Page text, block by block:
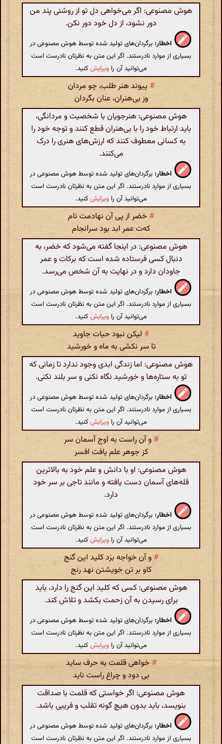
هوش مصنوعی: اگر می‌خواهی دل تو از روشنی پند من
دور نشود، از دل خود دور نکن.
اخطار: برگردان‌های تولید شده توسط هوش مصنوعی در
بسیاری از موارد نادرستند. اگر این متن به نظرتان نادرست است
می‌توانید آن را ویرایشکنید.
# پیوند هنر طلب، چو مردان
وز بی‌هنران‌، عنان بگردان
هوش مصنوعی: هنرجویان با شخصیت و مردانگی،
باید ارتباط خود را با بی‌هنران قطع کنند و توجه خود را
به کسانی معطوف کنند که ارزش‌های هنری را درک
می‌کنند.
اخطار: برگردان‌های تولید شده توسط هوش مصنوعی در
بسیاری از موارد نادرستند. اگر این متن به نظرتان نادرست است
می‌توانید آن را ویرایشکنید.
# خضر از پی آن نهادمت نام
که‌ت عمر ابد بود سرانجام
هوش مصنوعی: در اینجا گفته می‌شود که خضر، به
دنبال کسی فرستاده شده است که برکات و عمر
جاودان دارد و در نهایت به آن شخص می‌رسد.
اخطار: برگردان‌های تولید شده توسط هوش مصنوعی در
بسیاری از موارد نادرستند. اگر این متن به نظرتان نادرست است
می‌توانید آن را ویرایشکنید.
# لیکن نبود حیات جاوید
تا سر نکشی به ماه و خورشید
هوش مصنوعی: اما زندگی ابدی وجود ندارد تا زمانی که
تو به ستاره‌ها و خورشید نگاه نکنی و سر بلند نکنی.
اخطار: برگردان‌های تولید شده توسط هوش مصنوعی در
بسیاری از موارد نادرستند. اگر این متن به نظرتان نادرست است
می‌توانید آن را ویرایشکنید.
# و آن راست به اوج آسمان سر
کز جوهر علم یافت افسر
هوش مصنوعی: او با دانش و علم خود به بالاترین
قله‌های آسمان دست یافته و مانند تاجی بر سر خود
دارد.
اخطار: برگردان‌های تولید شده توسط هوش مصنوعی در
بسیاری از موارد نادرستند. اگر این متن به نظرتان نادرست است
می‌توانید آن را ویرایشکنید.
# و آن خواجه برَد کلید این گنج
کاو بر تن خویشتن نهد رنج
هوش مصنوعی: کسی که کلید این گنج را دارد، باید
برای رسیدن به آن زحمت بکشد و تلاش کند.
اخطار: برگردان‌های تولید شده توسط هوش مصنوعی در
بسیاری از موارد نادرستند. اگر این متن به نظرتان نادرست است
می‌توانید آن را ویرایشکنید.
#خواهی قلمت به حرف ساید
بی دود و چراغ راست ناید
هوش مصنوعی: اگر خواستی که قلمت با صداقت
بنویسد، باید بدون هیچ گونه تقلب و فریبی باشد.
اخطار: برگردان‌های تولید شده توسط هوش مصنوعی در
بسیاری از موارد نادرستند. اگر این متن به نظرتان نادرست است